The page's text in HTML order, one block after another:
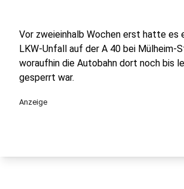
Vor zweieinhalb Wochen erst hatte es
LKW-Unfall auf der A 40 bei Mülheim-
woraufhin die Autobahn dort noch bis
gesperrt war.
Anzeige